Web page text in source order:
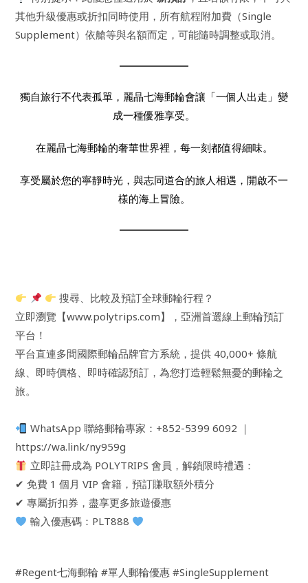
其他升級優惠或折扣同時使用，所有航程附加費（Single
Supplement）依艙等與名額而定，可能隨時調整或取消。
獨自旅行不代表孤單，麗晶七海郵輪會讓「一個人出走」變
成一種優雅享受。
在麗晶七海郵輪的奢華世界裡，每一刻都值得細味。
享受屬於您的寧靜時光，與志同道合的旅人相遇，開啟不一
樣的海上冒險。
搜尋、比較及預訂全球郵輪行程？
立即瀏覽【www.polytrips.com】，亞洲首選線上郵輪預訂
平台！
平台直連多間國際郵輪品牌官方系統，提供 40,000+ 條航
線、即時價格、即時確認預訂，為您打造輕鬆無憂的郵輪之
旅。
WhatsApp 聯絡郵輪專家：+852-5399 6092 ｜
https://wa.link/ny959g
立即註冊成為 POLYTRIPS 會員，解鎖限時禮遇：
✔ 免費 1 個月 VIP 會籍，預訂賺取額外積分
✔ 專屬折扣券，盡享更多旅遊優惠
輸入優惠碼：PLT888
#Regent七海郵輪 #單人郵輪優惠 #SingleSupplement